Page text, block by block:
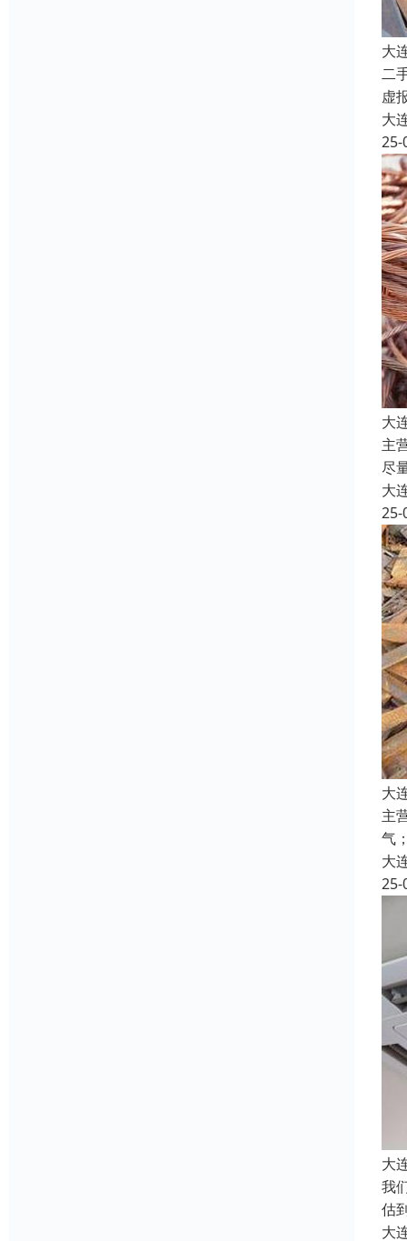
大
二
虚
大
25-
大
主
尽
大
25-
大
主
气
大
25-
大
我
估
大